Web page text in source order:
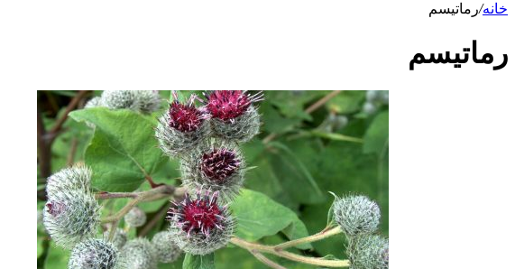
خانه/رماتیسم
رماتیسم